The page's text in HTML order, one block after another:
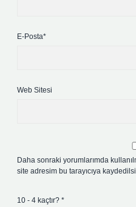
E-Posta*
Web Sitesi
Daha sonraki yorumlarımda
site adresim bu tarayıcıya
10 - 4 kaçtır? *